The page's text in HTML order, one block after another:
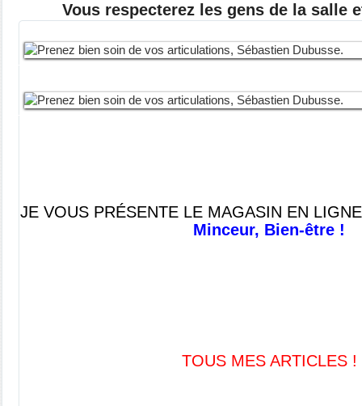
Vous respecterez les gens de la salle
JE VOUS PRÉSENTE LE MAGASIN EN
Minceur, Bien-être !
TOUS MES ARTICLES !